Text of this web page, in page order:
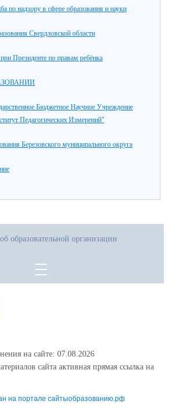
по надзору в сфере образования и науки
Свердловской области
Президенте по правам ребёнка
Бюджетное Научное Учреждение
Педагогических Измерений"
Березовского муниципального округа
образовательной организации
на сайте: 07.08.2026
сайта активная прямая ссылка на
на портале сайтыобразованию.рф